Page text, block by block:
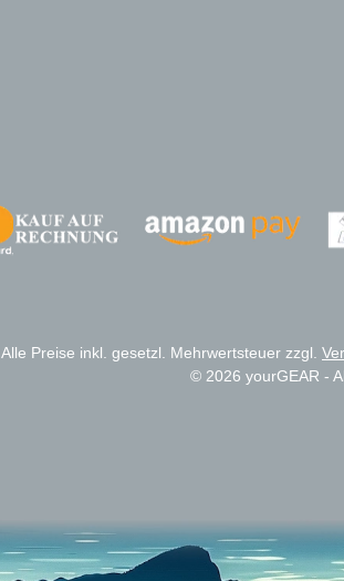
Alle Preise inkl. gesetzl. Mehrwertsteuer zzgl.
© 2026 yourGEAR -